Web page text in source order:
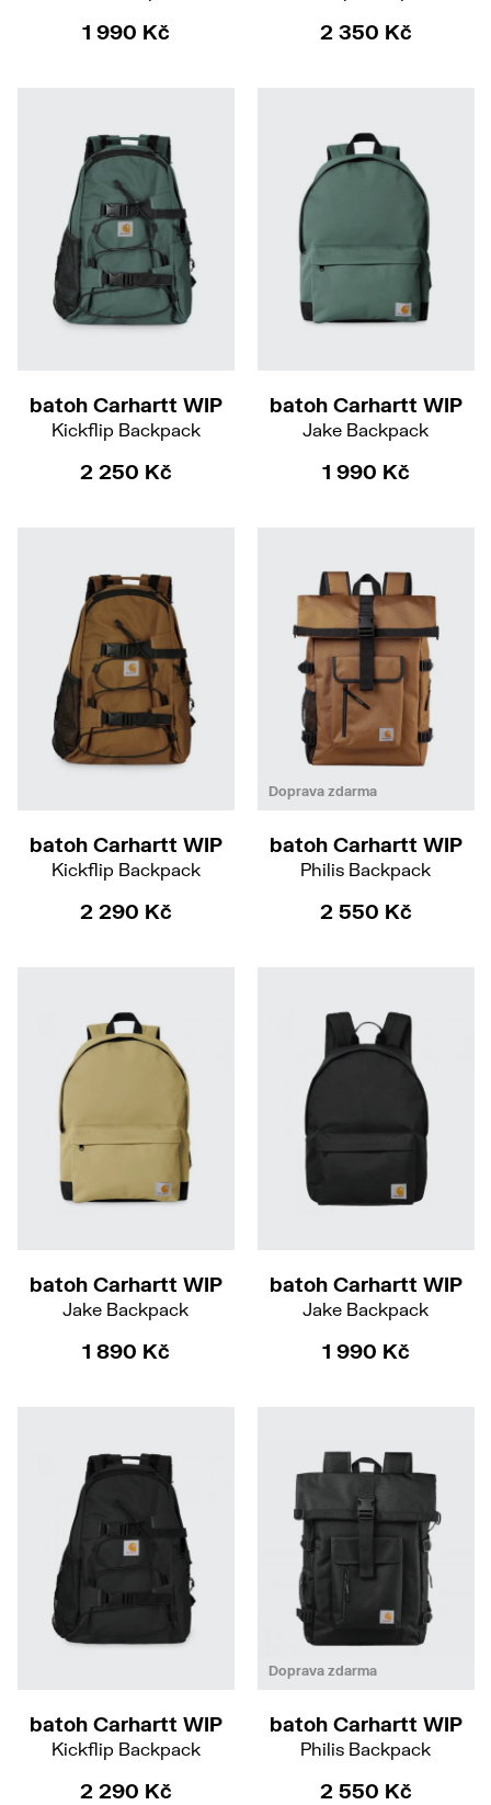
1 990 Kč 2 350 Kč
batoh Carhartt WIP
Kickflip Backpack
2 250 Kč
batoh Carhartt WIP
Jake Backpack
1 990 Kč
batoh Carhartt WIP
Kickflip Backpack
2 290 Kč
Doprava zdarma
batoh Carhartt WIP
Philis Backpack
2 550 Kč
batoh Carhartt WIP
Jake Backpack
1 890 Kč
batoh Carhartt WIP
Jake Backpack
1 990 Kč
batoh Carhartt WIP
Kickflip Backpack
2 290 Kč
Doprava zdarma
batoh Carhartt WIP
Philis Backpack
2 550 Kč